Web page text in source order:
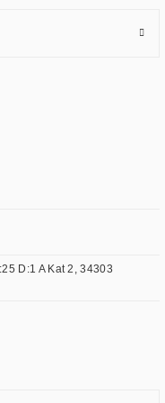
D:1 A Kat 2, 34303